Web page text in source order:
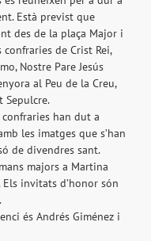
Està previst que
des de la plaça Major i
de Crist Rei,
Nostre Pare Jesús
al Peu de la Creu,
Sepulcre.
confraries han dut a
les imatges que s’han
de divendres sant.
majors a Martina
Els invitats d’honor són
és Andrés Giménez i